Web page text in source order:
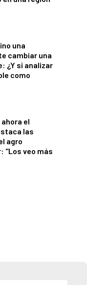
una
cambiar una
¿Y si analizar
como
el
las
agro
"Los veo más